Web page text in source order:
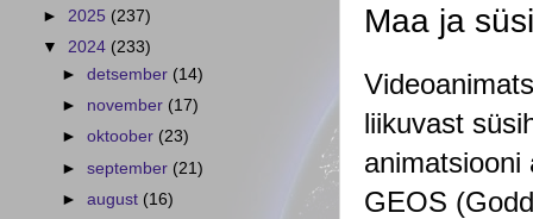
Maa ja
liikuvast
animatsiooni
GEOS
► 2025 (237)
▼ 2024 (233)
►detsember (14)
► november (17)
►oktoober (23)
►september (21)
►august (16)